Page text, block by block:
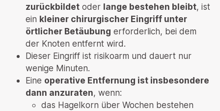
zurückbildet oder lange bestehen bleibt, ist
ein kleiner chirurgischer Eingriff unter
örtlicher Betäubung erforderlich, bei dem
der Knoten entfernt wird.
Dieser Eingriff ist risikoarm und dauert nur
wenige Minuten.
Eine operative Entfernung ist insbesondere
dann anzuraten, wenn:
das Hagelkorn über Wochen bestehen